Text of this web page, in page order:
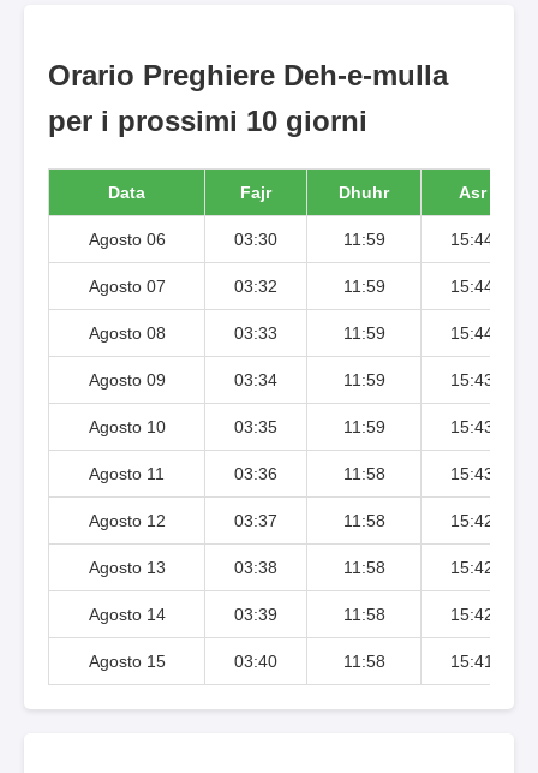
Orario Preghiere Deh-e-mulla
per i prossimi 10 giorni
Data Fajr Dhuhr Asr
Agosto 06 03:30 11:59 15:44
Agosto 07 03:32 11:59 15:44
Agosto 08 03:33 11:59 15:44
Agosto 09 03:34 11:59 15:43
Agosto 10 03:35 11:59 15:43
Agosto 11 03:36 11:58 15:43
Agosto 12 03:37 11:58 15:42
Agosto 13 03:38 11:58 15:42
Agosto 14 03:39 11:58 15:42
Agosto 15 03:40 11:58 15:41